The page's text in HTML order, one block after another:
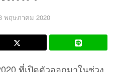
พฤษภาคม 2020
ที่เปิดตัวออกมาในช่วง